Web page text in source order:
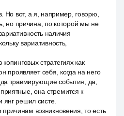
Но вот, а я, например, говорю,
но причина, по которой мы не
наличия
вариативность,
стратегиях как
проявляет себя, когда на него
травмирующие события, да,
она стремится к
решил систе.
причинам возникновения, то есть